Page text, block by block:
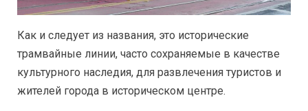
Как и следует из названия, это исторические
трамвайные линии, часто сохраняемые в качестве
культурного наследия, для развлечения туристов и
жителей города в историческом центре.